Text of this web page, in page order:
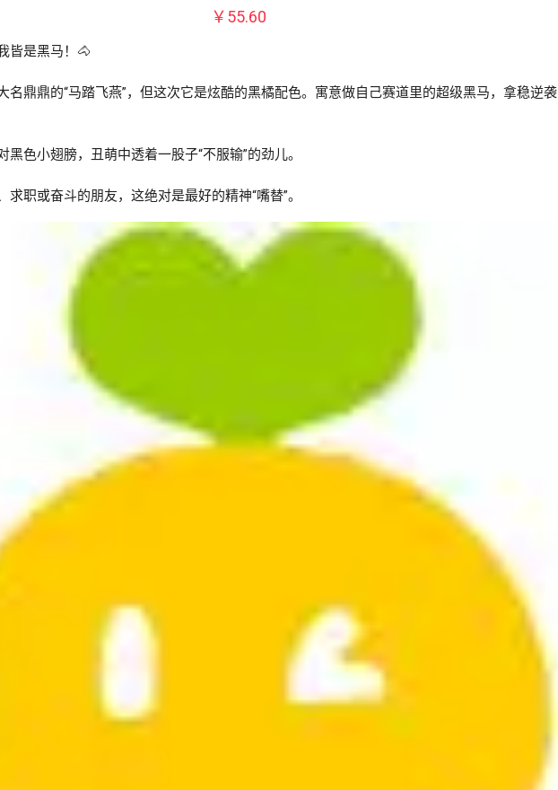
￥55.60
皆是黑马！🐴
名鼎鼎的“马踏飞燕”，但这次它是炫酷的黑橘配色。寓意做自己赛道里的超级黑马，拿稳逆袭
黑色小翅膀，丑萌中透着一股子“不服输”的劲儿。
求职或奋斗的朋友，这绝对是最好的精神“嘴替”。